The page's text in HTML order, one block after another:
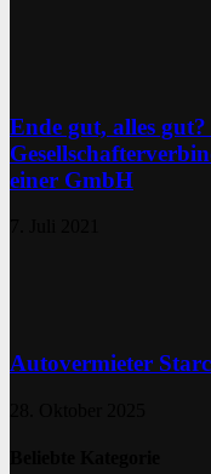
Ende gut, alles gut?
einer GmbH
Autovermieter